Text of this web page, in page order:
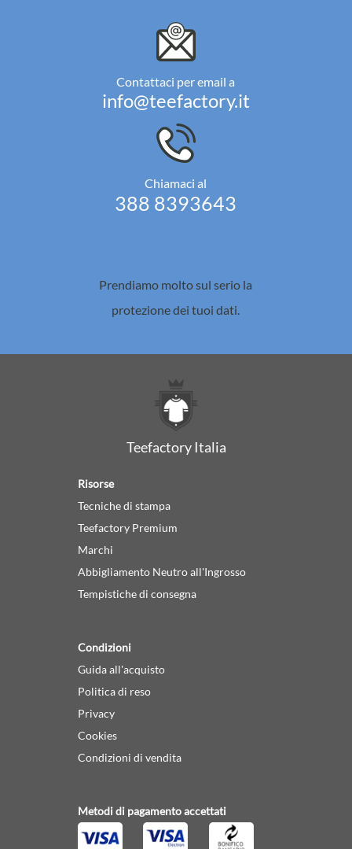
Contattaci per email a
info@teefactory.it
Chiamaci al
388 8393643
Prendiamo molto sul serio la
protezione dei tuoi dati.
Teefactory Italia
Risorse
Tecniche di stampa
Teefactory Premium
Marchi
Abbigliamento Neutro all'Ingrosso
Tempistiche di consegna
Condizioni
Guida all'acquisto
Politica di reso
Privacy
Cookies
Condizioni di vendita
Metodi di pagamento accettati